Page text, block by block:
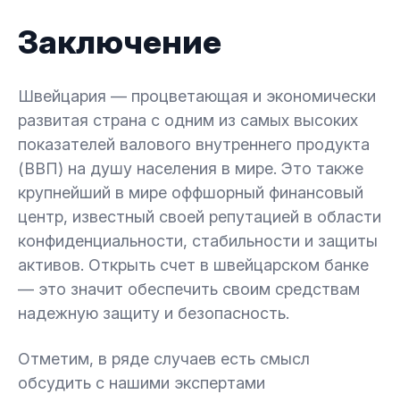
Заключение
Швейцария — процветающая и экономически
развитая страна с одним из самых высоких
показателей валового внутреннего продукта
(ВВП) на душу населения в мире. Это также
крупнейший в мире оффшорный финансовый
центр, известный своей репутацией в области
конфиденциальности, стабильности и защиты
активов. Открыть счет в швейцарском банке
— это значит обеспечить своим средствам
надежную защиту и безопасность.
Отметим, в ряде случаев есть смысл
обсудить с нашими экспертами